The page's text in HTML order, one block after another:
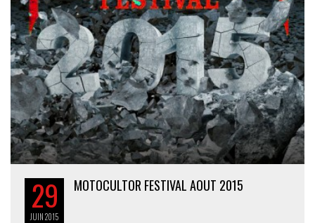
29
JUIN2015
MOTOCULTOR FESTIVAL AOUT 2015